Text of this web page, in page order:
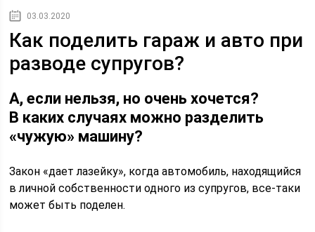
03.03.2020
Как поделить гараж и авто при
разводе супругов?
А, если нельзя, но очень хочется?
В каких случаях можно разделить
«чужую» машину?
Закон «дает лазейку», когда автомобиль, находящийся
в личной собственности одного из супругов, все-таки
может быть поделен.